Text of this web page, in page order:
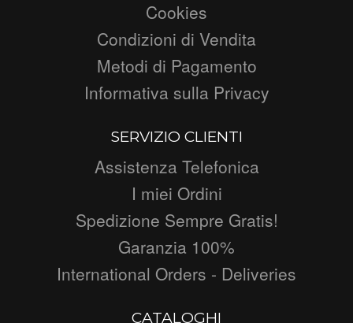
Cookies
Condizioni di Vendita
Metodi di Pagamento
Informativa sulla Privacy
SERVIZIO CLIENTI
Assistenza Telefonica
I miei Ordini
Spedizione Sempre Gratis!
Garanzia 100%
International Orders - Deliveries
CATALOGHI